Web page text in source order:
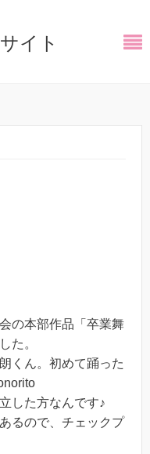
イト
の本部作品「卒業舞
た。
くん。初めて踊った
した方なんです♪
るので、チェックプ